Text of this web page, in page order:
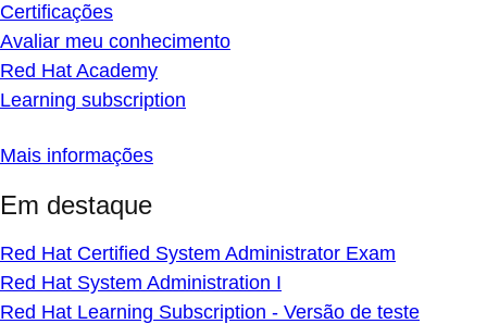
Certificações
Avaliar meu conhecimento
Red Hat Academy
Learning subscription
Mais informações
Em destaque
Red Hat Certified System Administrator Exam
Red Hat System Administration I
Red Hat Learning Subscription - Versão de teste